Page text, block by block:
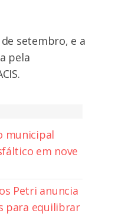
setembro, e a
pela
municipal
em nove
Petri anuncia
para equilibrar